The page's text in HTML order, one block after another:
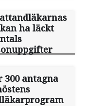
ha läckt
300 antagna